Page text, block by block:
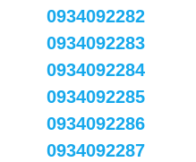
0934092282
0934092283
0934092284
0934092285
0934092286
0934092287